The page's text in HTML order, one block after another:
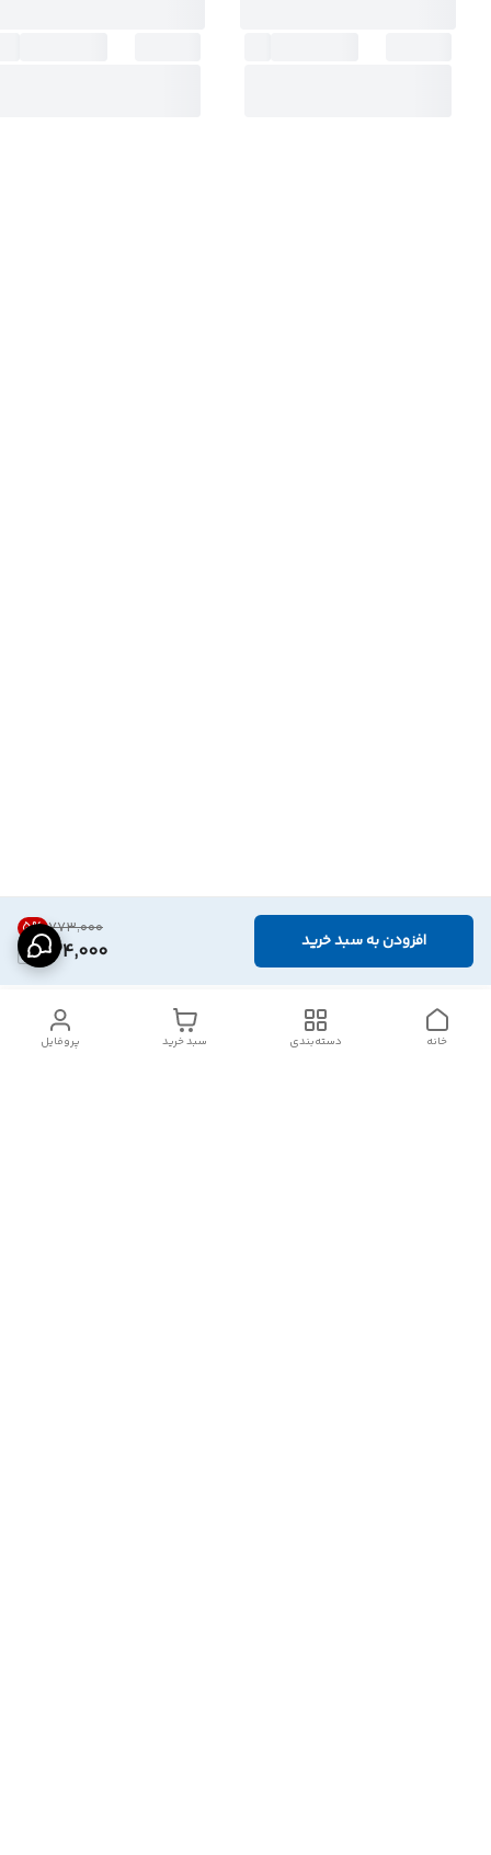
۷۷۳٬۰۰۰ 5%
734,000 افزودن به سبد خرید
پروفایل سبد خرید دسته‌بندی خانه